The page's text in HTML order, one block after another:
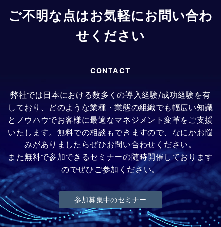
ご不明な点はお気軽にお問い合わ
せください
CONTACT
弊社では日本における数多くの導入経験/成功経験を有
しており、どのような業種・業態の組織でも幅広い知識
とノウハウでお客様に最適なマネジメント変革をご支援
いたします。無料での相談もできますので、なにかお悩
みがありましたらぜひお問い合わせください。
また無料で参加できるセミナーの随時開催しております
のでぜひご参加ください。
参加募集中のセミナー